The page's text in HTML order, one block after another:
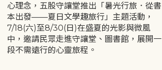
心理念，五股守讓堂推出「暑光行旅．從書
本出發——夏日文學趣旅行」主題活動，
7/18(六)至8/30(日)在盛夏的光影與微風
中，邀請民眾走進守讓堂、圖書館，展開一
段不需遠行的心靈旅程。